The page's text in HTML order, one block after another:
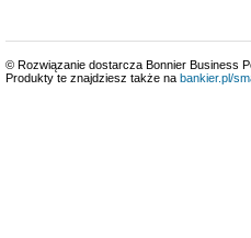
© Rozwiązanie dostarcza Bonnier Business
Produkty te znajdziesz także na bankier.pl/